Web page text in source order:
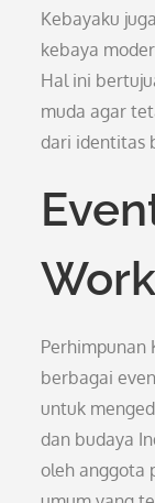
Kebayaku
kebaya
Hal ini
muda agar
dari identitas
Perhimpunan
berbagai
untuk
dan budaya
oleh anggota